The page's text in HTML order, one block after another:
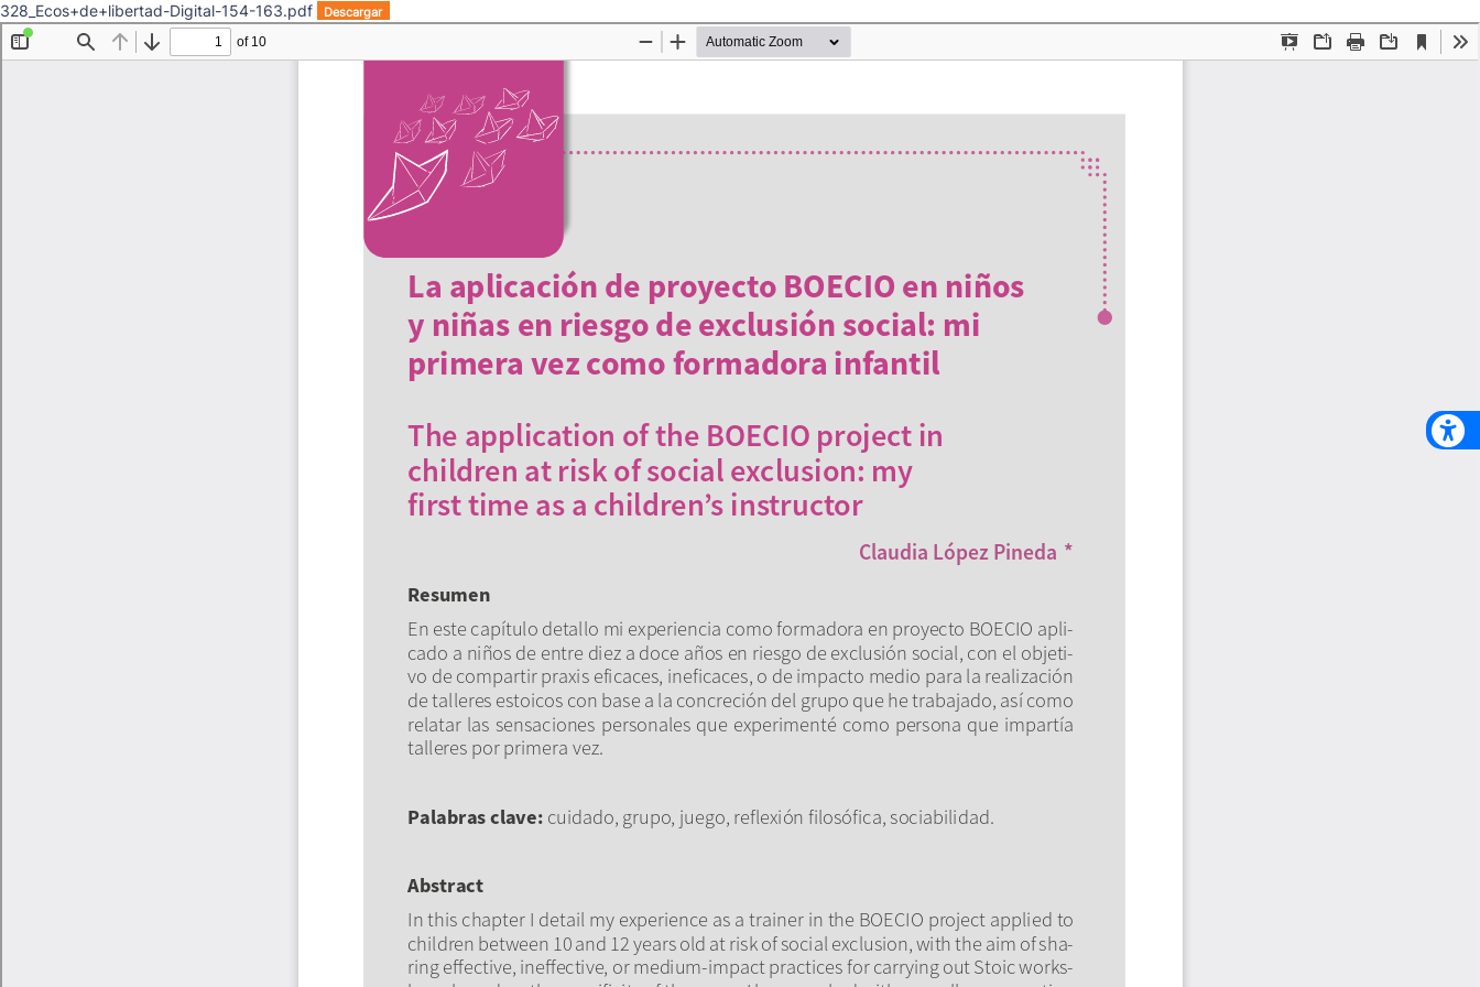
328_Ecos+de+libertad-Digital-154-163.pdf Descargar